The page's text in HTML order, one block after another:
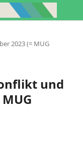
2023 (= MUG
und